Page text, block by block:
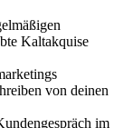
Kaltakquise
von deinen
im